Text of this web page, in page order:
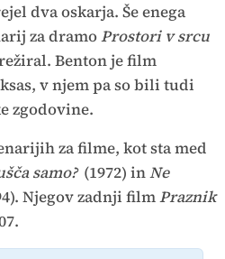
dva oskarja. Še enega
za dramoProstori v srcu
Benton je film
v njem pa so bili tudi
zgodovine.
za filme, kot sta med
samo? (1972) inNe
Njegov zadnji filmPraznik